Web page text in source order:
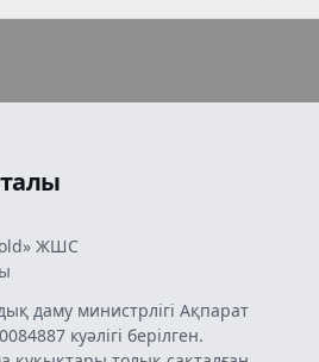
ЖШС
даму министрлігі Ақпарат
куәлігі берілген.